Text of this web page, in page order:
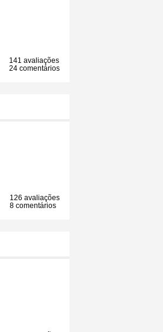
141 avaliações
24 comentários
126 avaliações
8 comentários